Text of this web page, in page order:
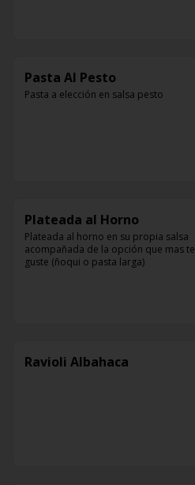
Pasta Al Pesto
Pasta a elección en salsa pesto
Plateada al Horno
Plateada al horno en su propia salsa
acompañada de la opción que mas te
guste (ñoqui o pasta larga)
Ravioli Albahaca